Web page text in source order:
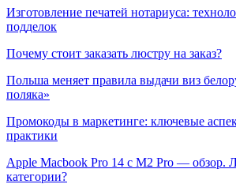
Изготовление печатей нотариуса:
подделок
Почему стоит заказать люстру на заказ?
Польша меняет правила выдачи виз
поляка»
Промокоды в маркетинге: ключевые
практики
Apple Macbook Pro 14 с M2 Pro — обзор.
категории?